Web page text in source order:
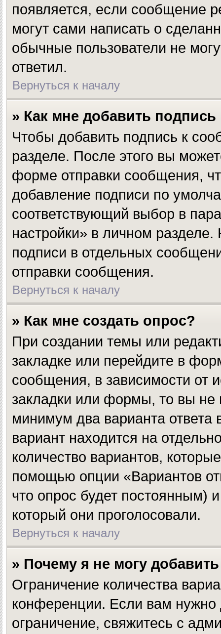
появляется, если сообщение
могут сами написать о
обычные пользователи не
ответил.
Вернуться к началу
» Как мне добавить
Чтобы добавить подпись к
разделе. После этого вы
форме отправки сообщения,
добавление подписи по
соответствующий выбор в
настройки» в личном
подписи в отдельных
отправки сообщения.
Вернуться к началу
» Как мне создать опрос?
При создании темы или
закладке или перейдите в
сообщения, в зависимости от
закладки или формы, то вы не
минимум два варианта
вариант находится на
количество вариантов,
помощью опции «Вариантов
что опрос будет постоянным)
который они проголосовали.
Вернуться к началу
» Почему я не могу
Ограничение количества
конференции. Если вам нужно
ограничение, свяжитесь с